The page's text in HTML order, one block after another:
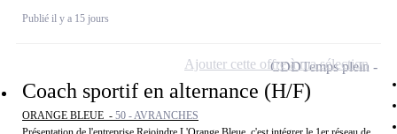
Publié il y a 15 jours
Coach sportif en alternance (H/F)
ORANGE BLEUE - 50 - AVRANCHES
CDDTemps plein
Ajouter cette offre à ma sélection